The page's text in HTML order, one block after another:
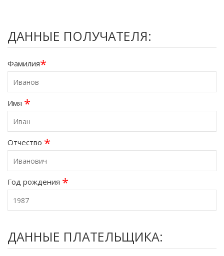
ДАННЫЕ ПОЛУЧАТЕЛЯ:
Фамилия*
Имя *
Отчество *
Год рождения *
ДАННЫЕ ПЛАТЕЛЬЩИКА: